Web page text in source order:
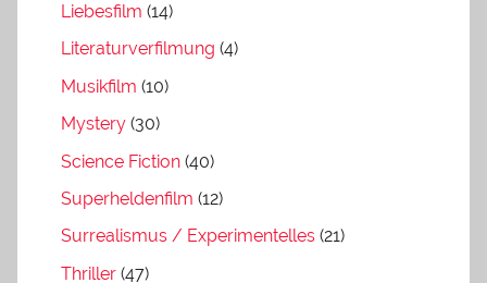
Liebesfilm (14)
Literaturverfilmung (4)
Musikfilm (10)
Mystery (30)
Science Fiction (40)
Superheldenfilm (12)
Surrealismus / Experimentelles (21)
Thriller (47)